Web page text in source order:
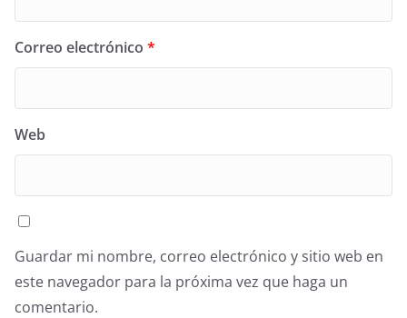
Correo electrónico *
Web
Guardar mi nombre, correo electrónico y sitio web en
este navegador para la próxima vez que haga un
comentario.